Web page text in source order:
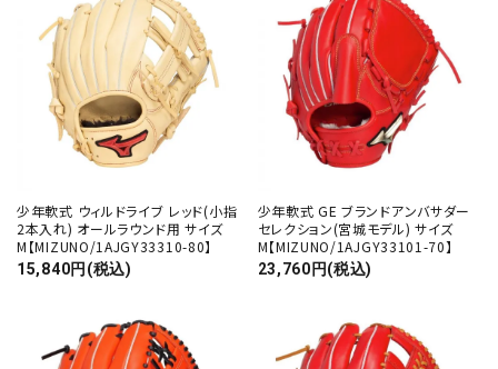
少年軟式 ウィルドライブ レッド(小指
2本入れ) オールラウンド用 サイズ
M【MIZUNO/1AJGY33310-80】
15,840円(税込)
少年軟式 GE ブランドアンバサダー
セレクション(宮城モデル) サイズ
M【MIZUNO/1AJGY33101-70】
23,760円(税込)
キーワード
カテゴリー